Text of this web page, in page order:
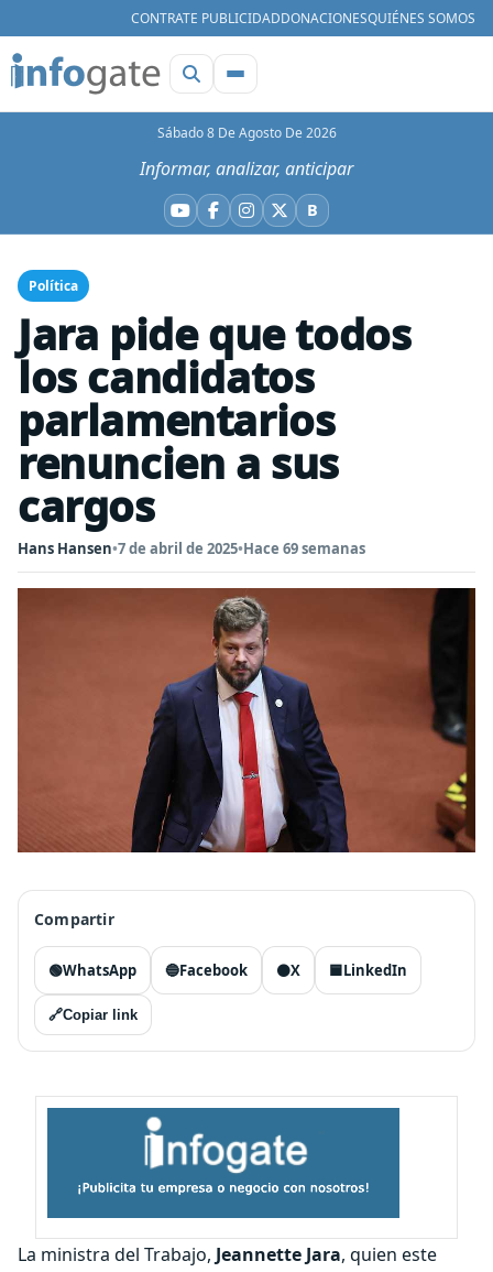
CONTRATE PUBLICIDADDONACIONESQUIÉNES SOMOS
Sábado 8 De Agosto De 2026
Informar, analizar, anticipar
YouTube
Facebook
Instagram
X BBluesky
Política
Jara pide que todos
los candidatos
parlamentarios
renuncien a sus
cargos
Hans Hansen•7 de abril de 2025•Hace 69 semanas
Compartir
🟢WhatsApp 🔵Facebook ⚫X 🟦LinkedIn
🔗Copiar link
La ministra del Trabajo, Jeannette Jara, quien este